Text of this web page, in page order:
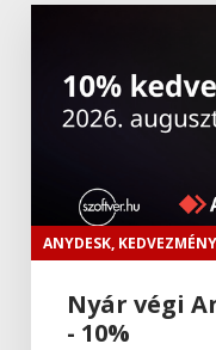
ANYDESK, KEDVEZMÉNY
Nyár végi
- 10%